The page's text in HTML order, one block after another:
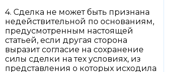
4. Сделка не может быть признана
недействительной по основаниям,
предусмотренным настоящей
статьей, если другая сторона
выразит согласие на сохранение
силы сделки на тех условиях, из
представления о которых исходила